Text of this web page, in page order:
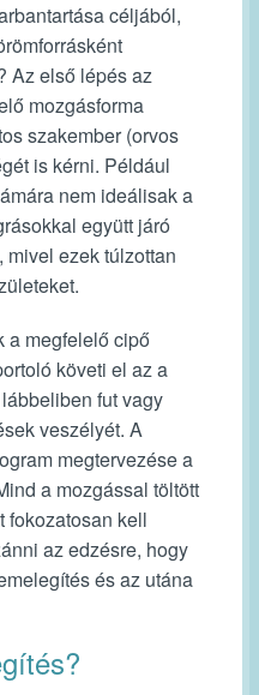
céljából,
Az első lépés az
mozgásforma
szakember (orvos
is kérni. Például
nem ideálisak a
együtt járó
mivel ezek túlzottan
a megfelelő cipő
követi el az a
fut vagy
veszélyét. A
megtervezése a
a mozgással töltött
fokozatosan kell
az edzésre, hogy
és az utána